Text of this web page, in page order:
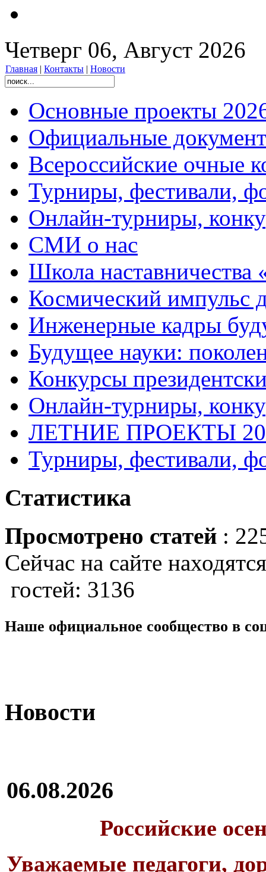
Четверг 06, Август 2026
Главная | Контакты | Новости
Основные проекты
Официальные
Всероссийские очные
Турниры, фестивали,
Онлайн-турниры,
СМИ о нас
Школа
Космический импульс
Инженерные кадры
Будущее науки:
Конкурсы
Онлайн-турниры,
ЛЕТНИЕ ПРОЕКТЫ
Турниры, фестивали,
Статистика
Просмотрено статей :
Сейчас на сайте
гостей: 3136
Наше официальное сообщество в
Новости
06.08.2026
Российские
Уважаемые педагоги,